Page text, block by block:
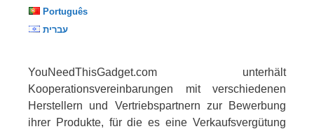
Português
עברית
YouNeedThisGadget.com unterhält
Kooperationsvereinbarungen mit verschiedenen
Herstellern und Vertriebspartnern zur Bewerbung
ihrer Produkte, für die es eine Verkaufsvergütung